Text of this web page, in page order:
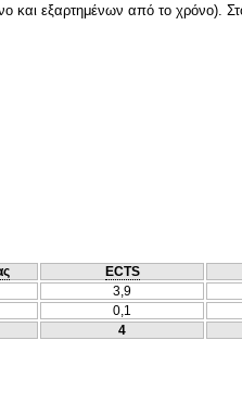
και εξαρτημένων από το χρόνο).
ECTS
3,9
0,1
4